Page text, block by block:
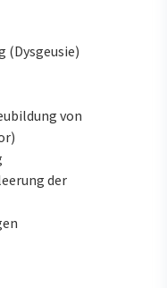
(Dysgeusie)
von
der